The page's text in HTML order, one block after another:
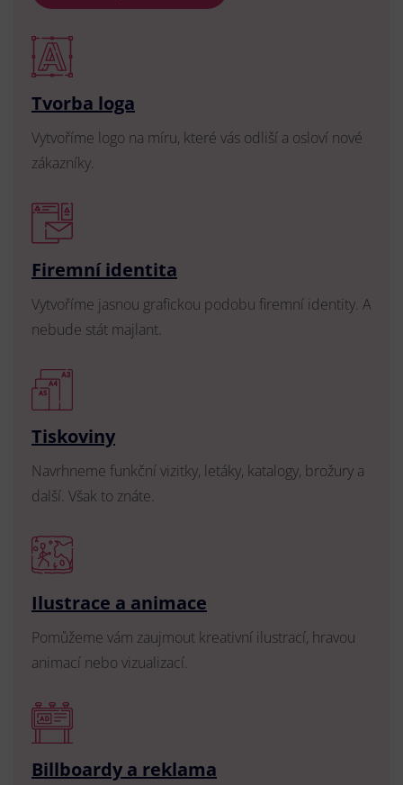
Tvorba loga
Vytvoříme logo na míru, které vás odliší a osloví nové
zákazníky.
Firemní identita
Vytvoříme jasnou grafickou podobu firemní identity. A
nebude stát majlant.
Tiskoviny
Navrhneme funkční vizitky, letáky, katalogy, brožury a
další. Však to znáte.
Ilustrace a animace
Pomůžeme vám zaujmout kreativní ilustrací, hravou
animací nebo vizualizací.
Billboardy a reklama